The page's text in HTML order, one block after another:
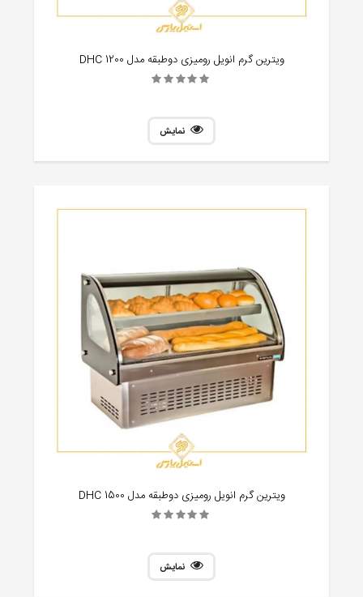
ویترین گرم انویل رومیزی دوطبقه مدل DHC 1200
نمایش
ویترین گرم انویل رومیزی دوطبقه مدل DHC 1500
نمایش